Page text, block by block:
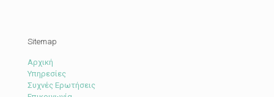
Sitemap
Αρχική
Υπηρεσίες
Συχνές Ερωτήσεις